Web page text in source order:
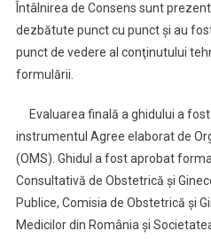
Întâlnirea de Consens sunt
dezbătute punct cu punct şi au
punct de vedere al conţinutului
formulării.
Evaluarea finală a ghidului a
instrumentul Agree elaborat de
(OMS). Ghidul a fost aprobat
Consultativă de Obstetrică şi
Publice, Comisia de Obstetrică şi
Medicilor din România şi